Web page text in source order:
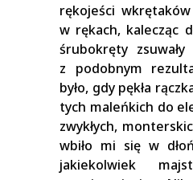
rękojeści
w rękach, kalecząc
śrubokręty
z podobnym
było, gdy pękła
tych maleńkich do
zwykłych,
wbiło mi się w
jakiekolwiek